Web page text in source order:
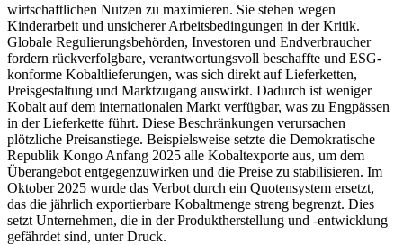
wirtschaftlichen Nutzen zu maximieren. Sie stehen wegen
Kinderarbeit und unsicherer Arbeitsbedingungen in der Kritik.
Globale Regulierungsbehörden, Investoren und Endverbraucher
fordern rückverfolgbare, verantwortungsvoll beschaffte und ESG-
konforme Kobaltlieferungen, was sich direkt auf Lieferketten,
Preisgestaltung und Marktzugang auswirkt. Dadurch ist weniger
Kobalt auf dem internationalen Markt verfügbar, was zu Engpässen
in der Lieferkette führt. Diese Beschränkungen verursachen
plötzliche Preisanstiege. Beispielsweise setzte die Demokratische
Republik Kongo Anfang 2025 alle Kobaltexporte aus, um dem
Überangebot entgegenzuwirken und die Preise zu stabilisieren. Im
Oktober 2025 wurde das Verbot durch ein Quotensystem ersetzt,
das die jährlich exportierbare Kobaltmenge streng begrenzt. Dies
setzt Unternehmen, die in der Produktherstellung und -entwicklung
gefährdet sind, unter Druck.